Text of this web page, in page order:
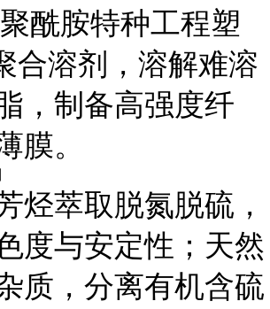
酰胺特种工程塑
合溶剂，溶解难溶
，制备高强度纤
膜。
烃萃取脱氮脱硫，
度与安定性；天然
质，分离有机含硫